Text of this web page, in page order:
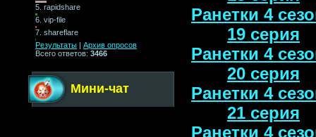
5. rapidshare
6. vip-file
7. shareflare
Результаты | Архив опросов
Всего ответов: 3466
Мини-чат
Ранетки 4
19 серия
Ранетки 4
20 серия
Ранетки 4
21 серия
Ранетки 4